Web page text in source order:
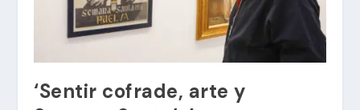
‘Sentir cofrade, arte y